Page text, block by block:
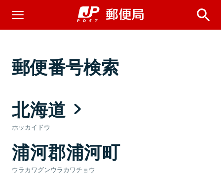
郵便番号検索
北海道
ホッカイドウ
浦河郡浦河町
ウラカワグンウラカワチョウ